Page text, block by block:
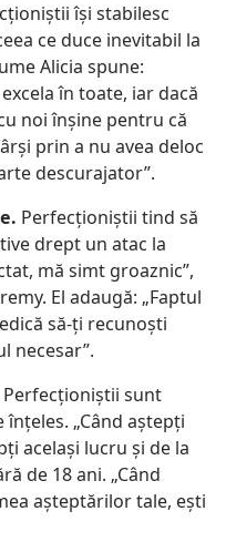
își stabilesc
ce duce inevitabil la
Alicia spune:
în toate, iar dacă
noi înșine pentru că
prin a nu avea deloc
descurajator”.
Perfecționiștii tind să
drept un atac la
mă simt groaznic”,
El adaugă: „Faptul
să-ți recunoști
necesar”.
Perfecționiștii sunt
„Când aștepți
același lucru și de la
de 18 ani. „Când
așteptărilor tale, ești